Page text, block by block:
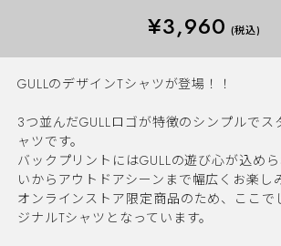
¥3,960 (税込)
GULLのデザインTシャツが登場！！
3つ並んだGULLロゴが特徴のシンプルでス
ャツです。
バックプリントにはGULLの遊び心が込め
いからアウトドアシーンまで幅広くお楽し
オンラインストア限定商品のため、ここで
ジナルTシャツとなっています。